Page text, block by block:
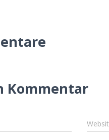
Kommentar